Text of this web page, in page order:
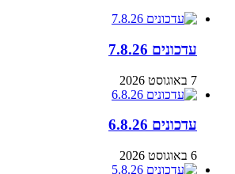
עדכונים 7.8.26
7 באוגוסט 2026
עדכונים 6.8.26
6 באוגוסט 2026